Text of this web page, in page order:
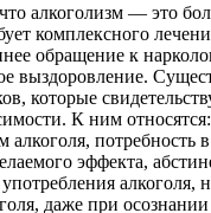
алкоголизм — это
комплексного
обращение к
выздоровление.
которые
К ним
алкоголя, потребность
эффекта,
алкоголя,
даже при